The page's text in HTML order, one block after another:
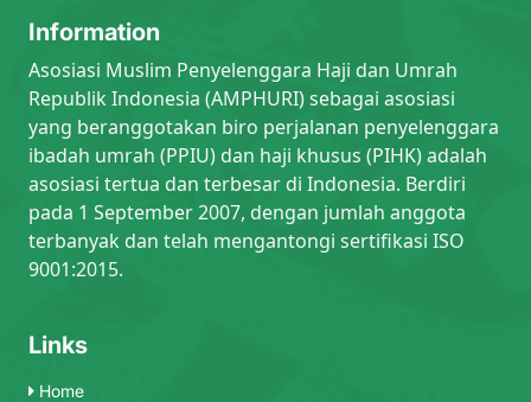
Information
Asosiasi Muslim Penyelenggara Haji dan Umrah
Republik Indonesia (AMPHURI) sebagai asosiasi
yang beranggotakan biro perjalanan penyelenggara
ibadah umrah (PPIU) dan haji khusus (PIHK) adalah
asosiasi tertua dan terbesar di Indonesia. Berdiri
pada 1 September 2007, dengan jumlah anggota
terbanyak dan telah mengantongi sertifikasi ISO
9001:2015.
Links
Home